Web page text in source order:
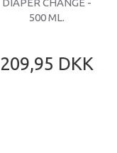
500 ML.
209,95 DKK